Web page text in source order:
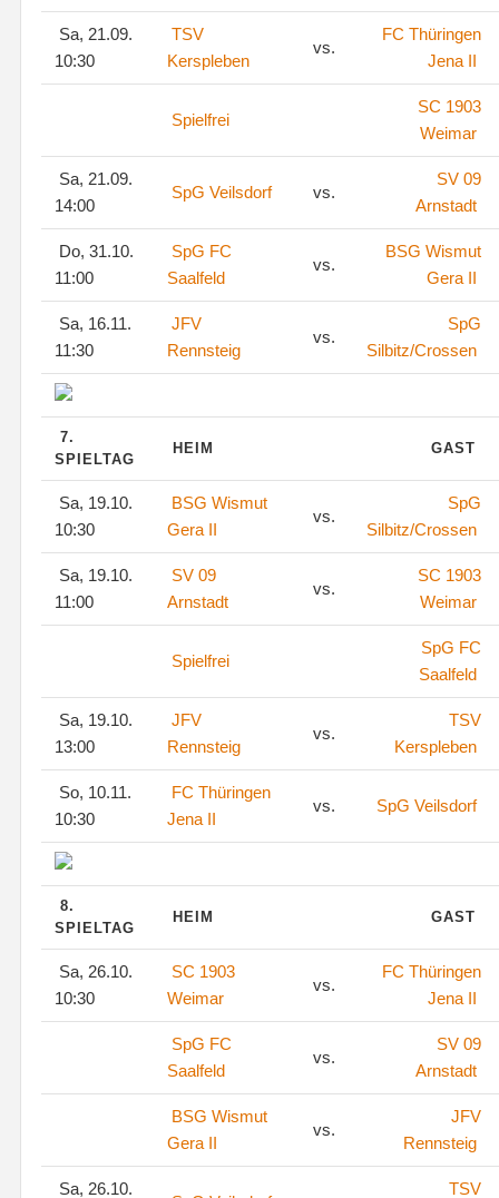
Sa, 21.09.
10:30
TSV
Kerspleben
vs.
FC Thüringen
Jena II
Spielfrei
SC 1903
Weimar
Sa, 21.09.
14:00
SpG Veilsdorf vs.
SV 09
Arnstadt
Do, 31.10.
11:00
SpG FC
Saalfeld
vs.
BSG Wismut
Gera II
Sa, 16.11.
11:30
JFV
Rennsteig
vs.
SpG
Silbitz/Crossen
7.
SPIELTAG
HEIM GAST
Sa, 19.10.
10:30
BSG Wismut
Gera II
vs.
SpG
Silbitz/Crossen
Sa, 19.10.
11:00
SV 09
Arnstadt
vs.
SC 1903
Weimar
Spielfrei
SpG FC
Saalfeld
Sa, 19.10.
13:00
JFV
Rennsteig
vs.
TSV
Kerspleben
So, 10.11.
10:30
FC Thüringen
Jena II
vs. SpG Veilsdorf
8.
SPIELTAG
HEIM GAST
Sa, 26.10.
10:30
SC 1903
Weimar
vs.
FC Thüringen
Jena II
SpG FC
Saalfeld
vs.
SV 09
Arnstadt
BSG Wismut
Gera II
vs.
JFV
Rennsteig
Sa, 26.10. TSV